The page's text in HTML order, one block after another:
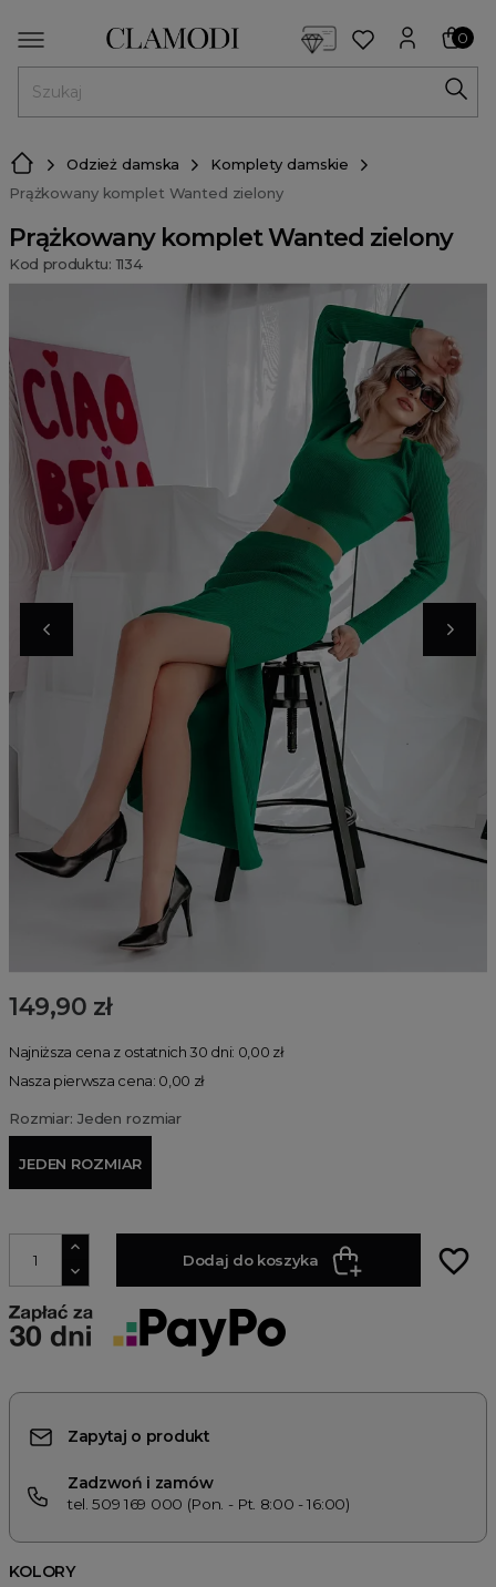
0
Odzież damska
Komplety damskie
Prążkowany komplet Wanted zielony
Prążkowany komplet Wanted zielony
Kod produktu: 1134
149,90 zł
Najniższa cena z ostatnich 30 dni: 0,00 zł
Nasza pierwsza cena: 0,00 zł
Rozmiar: Jeden rozmiar
JEDEN ROZMIAR
Dodaj do koszyka favorite_border
Zapytaj o produkt
Zadzwoń i zamów
tel. 509 169 000 (Pon. - Pt. 8:00 - 16:00)
KOLORY